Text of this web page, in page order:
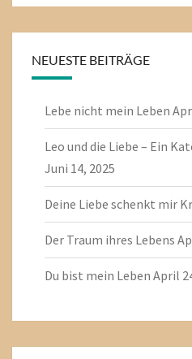
NEUESTE BEITRÄGE
Lebe nicht mein Leben
Leo und die Liebe – Ein
Juni 14, 2025
Deine Liebe schenkt mir
Der Traum ihres Lebens
Du bist mein Leben April